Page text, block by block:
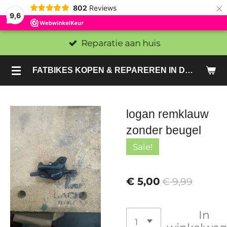
9,6
802 Reviews ×
FATBIKES KOPEN & REPAREREN IN DEN HAAG EN ZOETERMEER - SACHE BIKES
Reparatie aan huis
logan remklauw
zonder beugel
Sale!
€ 5,00 € 9,99
In